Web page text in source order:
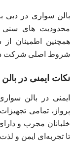
بالن سواری در دبی
محدودیت‌ های سنی
همچنین اطمینان
شروط اصلی شرکت
نکات ایمنی در
ایمنی در بالن
پرواز، تمامی
خلبانان مجرب و
تا تجربه‌ای ایمن و